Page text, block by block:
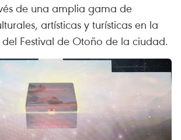
de una amplia gama de
artísticas y turísticas en la
Festival de Otoño de la ciudad.